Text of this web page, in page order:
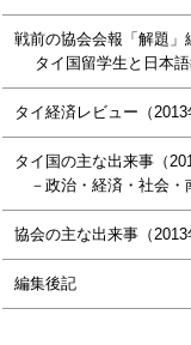
戦前の協会会報「解題
タイ国留学生と日本語
タイ経済レビュー（
タイ国の主な出来事（
－政治・経済・社会・
協会の主な出来事（
編集後記